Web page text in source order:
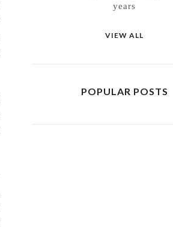
years
VIEW ALL
POPULAR POSTS